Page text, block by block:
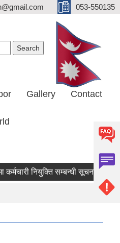
053-550135
Gallery Contact
नियुक्ति सम्बन्धी सूचना मितिः